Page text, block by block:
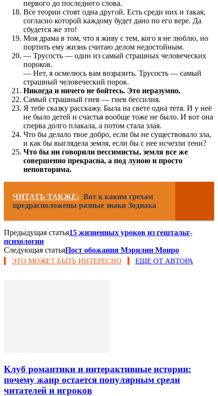
первого до последнего слова.
Все теории стоят одна другой. Есть среди них и такая,
согласно которой каждому будет дано по его вере. Да
сбудется же это!
Моя драма в том, что я живу с тем, кого я не люблю, но
портить ему жизнь считаю делом недостойным.
— Трусость — один из самый страшных человеческих
пороков.
— Нет, я осмелюсь вам возразить. Трусость — самый
страшный человеческий порок.
Никогда и ничего не бойтесь. Это неразумно.
Самый страшный гнев — гнев бессилия.
Я тебе сказку расскажу. Была на свете одна тетя. И у неё
не было детей и счастья вообще тоже не было. И вот она
сперва долго плакала, а потом стала злая.
Что бы делало твое добро, если бы не существовало зла,
и как бы выглядела земля, если бы с нее исчезли тени?
Что бы ни говорили пессимисты, земля все же
совершенно прекрасна, а под луною и просто
неповторима.
ЧИТАТЬ ТАКЖЕ: Вот к каким грехам
предрасположены разные знаки Зодиака
Предыдущая статья15 жизненных уроков из гештальт-
психологии
Следующая статьяПост обожания Мэрилин Монро
ЭТО МОЖЕТ БЫТЬ ИНТЕРЕСНО ЕЩЕ ОТ АВТОРА
Клуб романтики и интерактивные истории:
почему жанр остается популярным среди
читателей и игроков